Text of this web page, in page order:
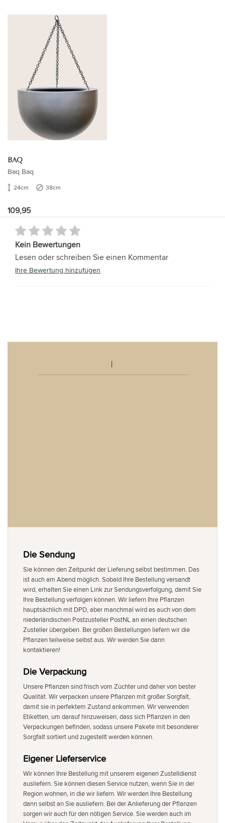
BAQ
Baq Baq
24cm 38cm
109,95
Kein Bewertungen
Lesen oder schreiben Sie einen Kommentar
Ihre Bewertung hinzufügen
Die Sendung
Sie können den Zeitpunkt der Lieferung selbst bestimmen. Das
ist auch am Abend möglich. Sobald Ihre Bestellung versandt
wird, erhalten Sie einen Link zur Sendungsverfolgung, damit Sie
Ihre Bestellung verfolgen können. Wir liefern Ihre Pflanzen
hauptsächlich mit DPD, aber manchmal wird es auch von dem
niederländischen Postzusteller PostNL an einen deutschen
Zusteller übergeben. Bei großen Bestellungen liefern wir die
Pflanzen teilweise selbst aus. Wir werden Sie dann
kontaktieren!
Die Verpackung
Unsere Pflanzen sind frisch vom Züchter und daher von bester
Qualität. Wir verpacken unsere Pflanzen mit großer Sorgfalt,
damit sie in perfektem Zustand ankommen. Wir verwenden
Etiketten, um darauf hinzuweisen, dass sich Pflanzen in den
Verpackungen befinden, sodass unsere Pakete mit besonderer
Sorgfalt sortiert und zugestellt werden können.
Eigener Lieferservice
Wir können Ihre Bestellung mit unserem eigenen Zustelldienst
ausliefern. Sie können diesen Service nutzen, wenn Sie in der
Region wohnen, in die wir liefern. Wir werden Ihre Bestellung
dann selbst an Sie ausliefern. Bei der Anlieferung der Pflanzen
sorgen wir auch für den nötigen Service. Sie werden auch im